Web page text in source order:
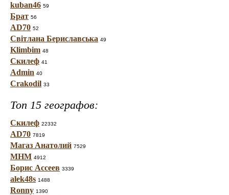
kuban46 59
Брат 56
AD70 52
Світлана Бериславська 49
Klimbim 48
Скилеф 41
Admin 40
Crakodil 33
Топ 15 географов:
Скилеф 22332
AD70 7819
Магаз Анатолий 7529
МНМ 4912
Борис Ассеев 3339
alek48s 1488
Ronny 1390